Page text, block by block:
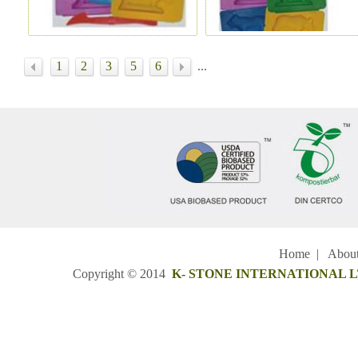
1 2 3 ...
5 6
Home |
Copyright © 2014 K- STONE INTERNATIONAL